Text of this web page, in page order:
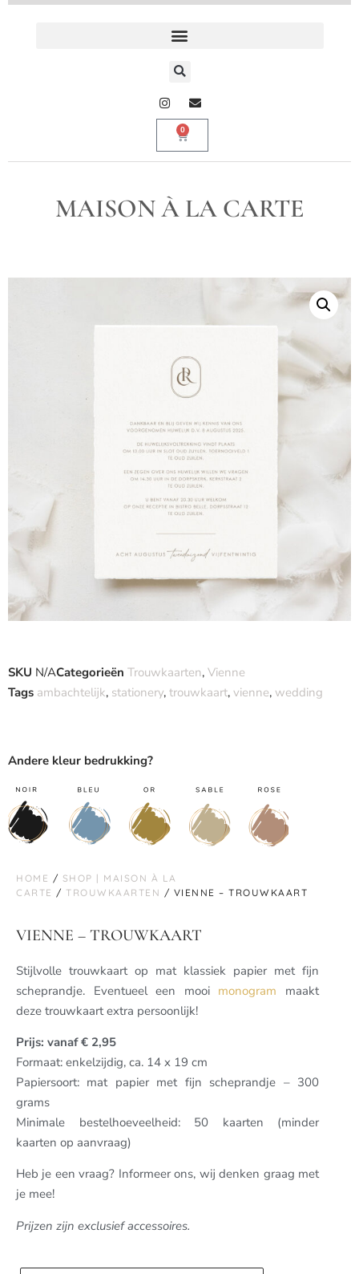
0
MAISON À LA CARTE
SKU N/ACategorieën Trouwkaarten, Vienne
Tags ambachtelijk, stationery, trouwkaart, vienne, wedding
Andere kleur bedrukking?
HOME / SHOP | MAISON À LA
CARTE / TROUWKAARTEN / VIENNE – TROUWKAART
VIENNE – TROUWKAART
Stijlvolle trouwkaart op mat klassiek papier met fijn
scheprandje. Eventueel een mooi monogram maakt
deze trouwkaart extra persoonlijk!
Prijs: vanaf € 2,95
Formaat: enkelzijdig, ca. 14 x 19 cm
Papiersoort: mat papier met fijn scheprandje – 300
grams
Minimale bestelhoeveelheid: 50 kaarten (minder
kaarten op aanvraag)
Heb je een vraag? Informeer ons, wij denken graag met
je mee!
Prijzen zijn exclusief accessoires.